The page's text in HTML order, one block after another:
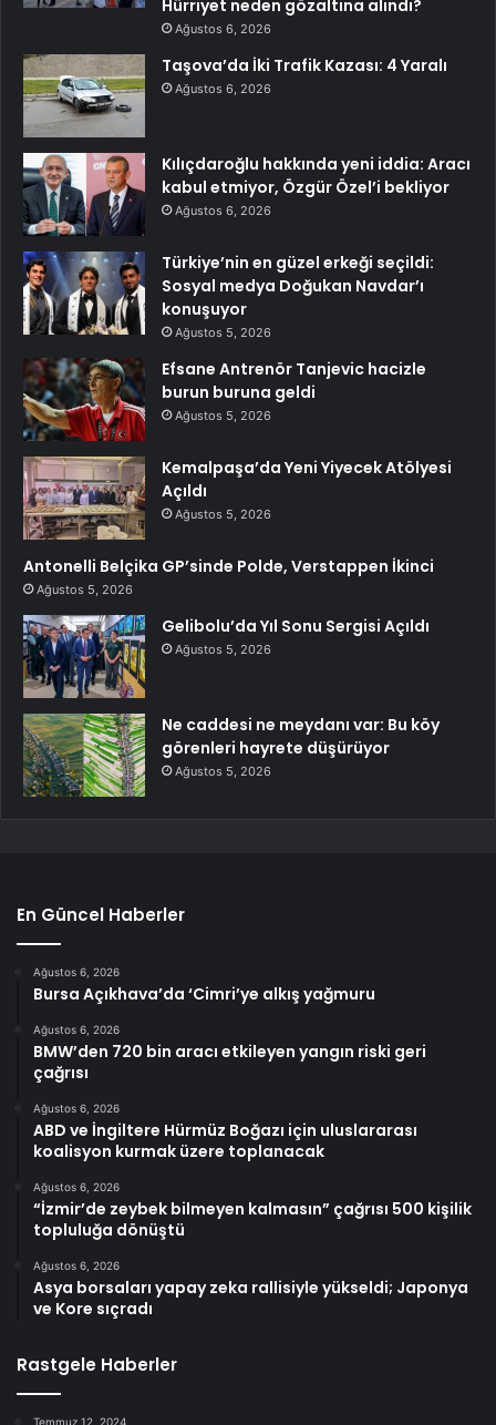
Hürriyet neden gözaltına alındı?
Ağustos 6, 2026
Taşova’da İki Trafik Kazası: 4 Yaralı
Ağustos 6, 2026
Kılıçdaroğlu hakkında yeni iddia: Aracı
kabul etmiyor, Özgür Özel’i bekliyor
Ağustos 6, 2026
Türkiye’nin en güzel erkeği seçildi:
Sosyal medya Doğukan Navdar’ı
konuşuyor
Ağustos 5, 2026
Efsane Antrenör Tanjevic hacizle
burun buruna geldi
Ağustos 5, 2026
Kemalpaşa’da Yeni Yiyecek Atölyesi
Açıldı
Ağustos 5, 2026
Antonelli Belçika GP’sinde Polde, Verstappen İkinci
Ağustos 5, 2026
Gelibolu’da Yıl Sonu Sergisi Açıldı
Ağustos 5, 2026
Ne caddesi ne meydanı var: Bu köy
görenleri hayrete düşürüyor
Ağustos 5, 2026
En Güncel Haberler
Ağustos 6, 2026
Bursa Açıkhava’da ‘Cimri’ye alkış yağmuru
Ağustos 6, 2026
BMW’den 720 bin aracı etkileyen yangın riski geri
çağrısı
Ağustos 6, 2026
ABD ve İngiltere Hürmüz Boğazı için uluslararası
koalisyon kurmak üzere toplanacak
Ağustos 6, 2026
“İzmir’de zeybek bilmeyen kalmasın” çağrısı 500 kişilik
topluluğa dönüştü
Ağustos 6, 2026
Asya borsaları yapay zeka rallisiyle yükseldi; Japonya
ve Kore sıçradı
Rastgele Haberler
Temmuz 12, 2024